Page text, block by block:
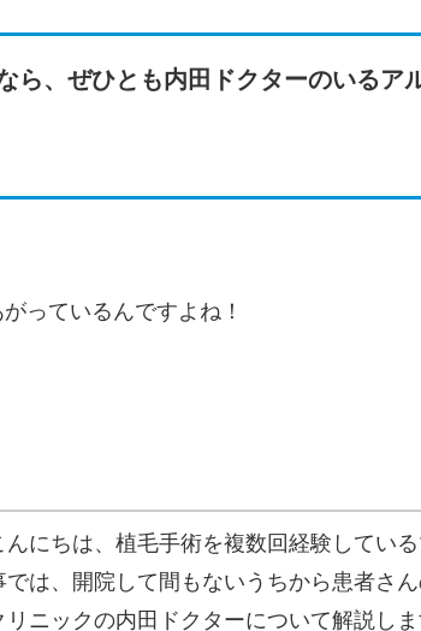
ら、 ぜひとも内田ドクターのいるア
っているんですよね！
んにちは、植毛手術を複数回経験している
では、開院して間もないうちから患者さ
リニックの内田ドクターについて解説しま